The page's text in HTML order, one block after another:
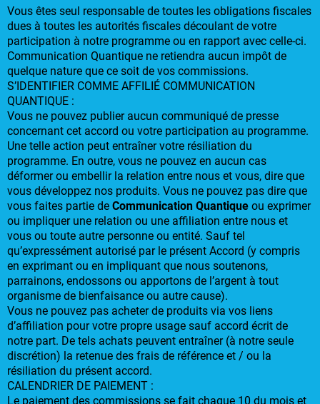
Vous êtes seul responsable de toutes les obligations fiscales
dues à toutes les autorités fiscales découlant de votre
participation à notre programme ou en rapport avec celle-ci.
Communication Quantique ne retiendra aucun impôt de
quelque nature que ce soit de vos commissions.
S’IDENTIFIER COMME AFFILIÉ COMMUNICATION
QUANTIQUE :
Vous ne pouvez publier aucun communiqué de presse
concernant cet accord ou votre participation au programme.
Une telle action peut entraîner votre résiliation du
programme. En outre, vous ne pouvez en aucun cas
déformer ou embellir la relation entre nous et vous, dire que
vous développez nos produits. Vous ne pouvez pas dire que
vous faites partie de Communication Quantique ou exprimer
ou impliquer une relation ou une affiliation entre nous et
vous ou toute autre personne ou entité. Sauf tel
qu’expressément autorisé par le présent Accord (y compris
en exprimant ou en impliquant que nous soutenons,
parrainons, endossons ou apportons de l’argent à tout
organisme de bienfaisance ou autre cause).
Vous ne pouvez pas acheter de produits via vos liens
d’affiliation pour votre propre usage sauf accord écrit de
notre part. De tels achats peuvent entraîner (à notre seule
discrétion) la retenue des frais de référence et / ou la
résiliation du présent accord.
CALENDRIER DE PAIEMENT :
Le paiement des commissions se fait chaque 10 du mois et